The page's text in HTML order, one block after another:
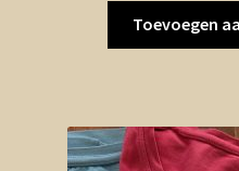
Toevoegen